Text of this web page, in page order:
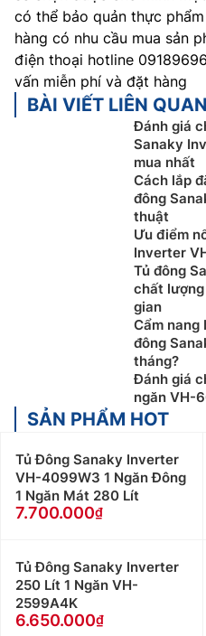
có thể bảo quản thực
hàng có nhu cầu mua sản
điện thoại hotline
vấn miễn phí và đặt hàng
BÀI VIẾT LIÊN QUAN
Đánh giá
Sanaky
mua nhất
Cách lắp
đông
thuật
Ưu điểm
Inverter
Tủ đông
chất
gian
Cẩm nang
đông
tháng?
Đánh giá
ngăn VH-
SẢN PHẨM HOT
Tủ Đông Sanaky Inverter
VH-4099W3 1 Ngăn Đông
1 Ngăn Mát 280 Lít
7.700.000
Tủ Đông Sanaky Inverter
250 Lít 1 Ngăn VH-
2599A4K
6.650.000